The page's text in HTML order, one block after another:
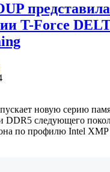
T-Force
новую серию
следующего
по профилю Intel